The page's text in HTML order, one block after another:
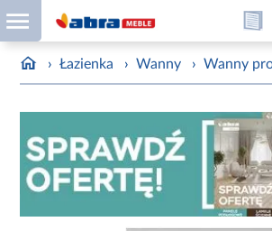
› Łazienka › Wanny › Wanny